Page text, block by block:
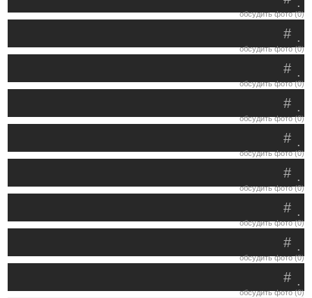
обсудить фото (0)
.
#
обсудить фото (0)
.
#
обсудить фото (0)
.
#
обсудить фото (0)
.
#
обсудить фото (0)
.
#
обсудить фото (0)
.
#
обсудить фото (0)
.
#
обсудить фото (0)
.
#
обсудить фото (0)